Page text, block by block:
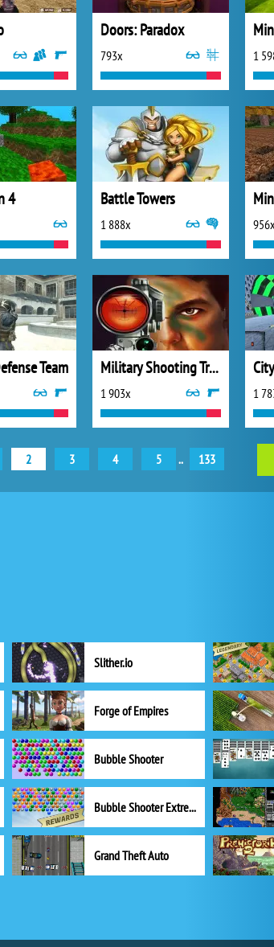
Doors: Paradox
793x 1
4 Battle Towers
1 888x 956x
Team Military Shooting Training
1 903x 1
2 3 4 5 .. 133
Slither.io
Forge of Empires
Bubble Shooter
Bubble Shooter Extreme
Grand Theft Auto